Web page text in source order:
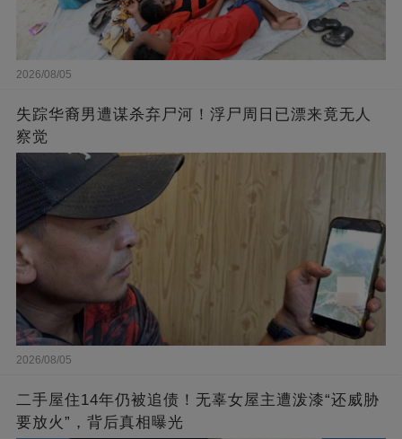
2026/08/05
失踪华裔男遭谋杀弃尸河！浮尸周日已漂来竟无人
察觉
2026/08/05
二手屋住14年仍被追债！无辜女屋主遭泼漆“还威胁
要放火”，背后真相曝光